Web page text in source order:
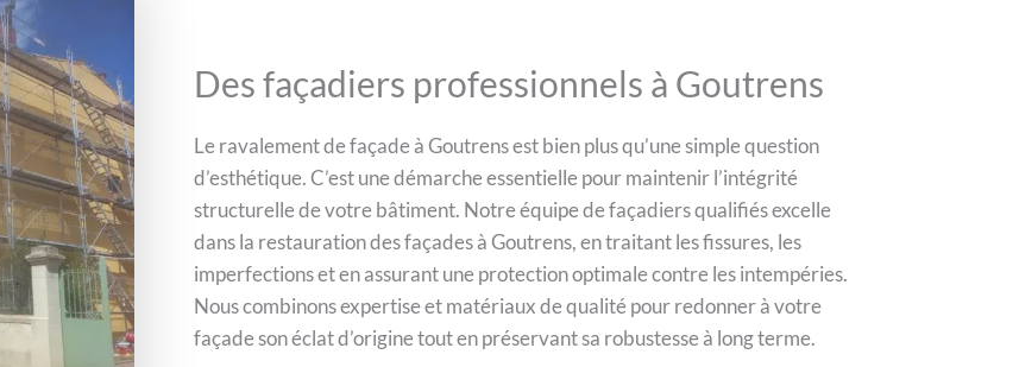
Des façadiers professionnels à Goutrens
Le ravalement de façade à Goutrens est bien plus qu’une simple question
d’esthétique. C’est une démarche essentielle pour maintenir l’intégrité
structurelle de votre bâtiment. Notre équipe de façadiers qualifiés excelle
dans la restauration des façades à Goutrens, en traitant les fissures, les
imperfections et en assurant une protection optimale contre les intempéries.
Nous combinons expertise et matériaux de qualité pour redonner à votre
façade son éclat d’origine tout en préservant sa robustesse à long terme.